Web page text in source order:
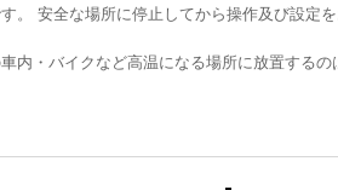
。 安全な場所に停止してから操作及び設定を
内・バイクなど高温になる場所に放置するの